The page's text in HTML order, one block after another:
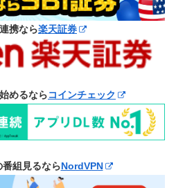
携なら楽天証券
めるならコインチェック
組見るならNordVPN